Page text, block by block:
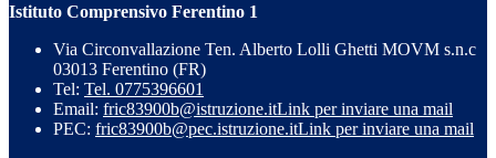
Istituto Comprensivo Ferentino 1
Via Circonvallazione Ten. Alberto Lolli Ghetti MOVM s.n.c
03013 Ferentino (FR)
Tel: Tel. 0775396601
Email: fric83900b@istruzione.itLink per inviare una mail
PEC: fric83900b@pec.istruzione.itLink per inviare una mail